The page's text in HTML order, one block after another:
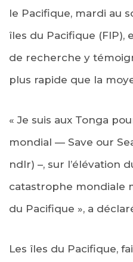
le Pacifique, mardi au
îles du Pacifique (FIP),
de recherche y
plus rapide que la
« Je suis aux Tonga
mondial — Save our
ndlr) –, sur l’élévation
catastrophe mondiale
du Pacifique », a
Les îles du Pacifique,